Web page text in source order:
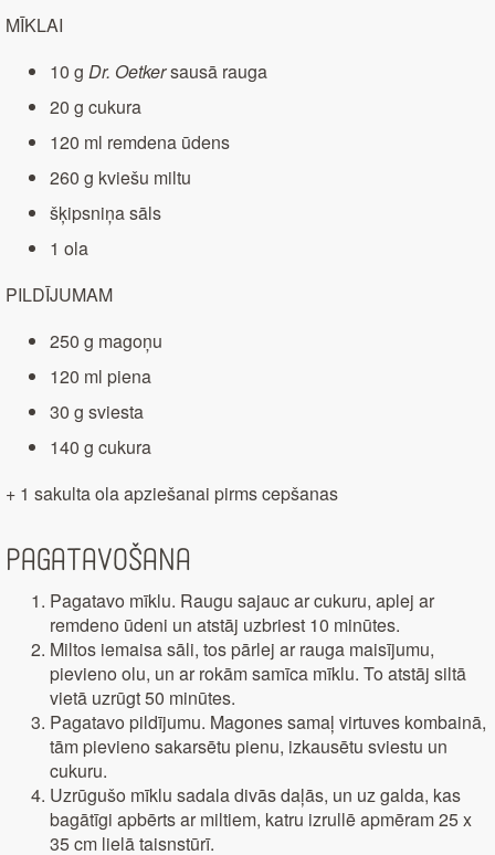
MĪKLAI
10 g Dr. Oetkersausā rauga
20 g cukura
120 ml remdena ūdens
260 g kviešu miltu
šķipsniņa sāls
1 ola
PILDĪJUMAM
250 g magoņu
120 ml piena
30 g sviesta
140 g cukura
+ 1 sakulta ola apziešanai pirms cepšanas
Pagatavošana
Pagatavo mīklu. Raugu sajauc ar cukuru, aplej ar
remdeno ūdeni un atstāj uzbriest 10 minūtes.
Miltos iemaisa sāli, tos pārlej ar rauga maisījumu,
pievieno olu, un ar rokām samīca mīklu. To atstāj siltā
vietā uzrūgt 50 minūtes.
Pagatavo pildījumu. Magones samaļ virtuves kombainā,
tām pievieno sakarsētu pienu, izkausētu sviestu un
cukuru.
Uzrūgušo mīklu sadala divās daļās, un uz galda, kas
bagātīgi apbērts ar miltiem, katru izrullē apmēram 25 x
35 cm lielā taisnstūrī.